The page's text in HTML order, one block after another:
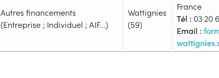
Autres financements
(Entreprise ; Individuel ; AIF...)
Wattignies
(59)
France
Tél : 03 20
Email :